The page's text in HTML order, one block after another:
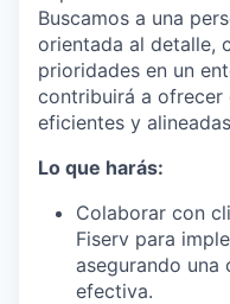
Buscamos a una
orientada al detalle,
prioridades en un
contribuirá a ofrecer
eficientes y
Lo que harás:
Colaborar con
Fiserv para
asegurando una
efectiva.